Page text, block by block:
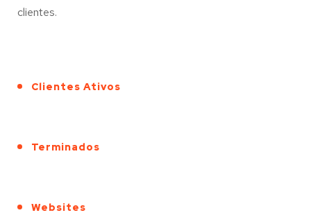
clientes.
Clientes Ativos
Terminados
Websites